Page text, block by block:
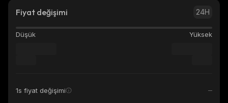
Fiyat değişimi 24H
Düşük Yüksek
1s fiyat değişimi